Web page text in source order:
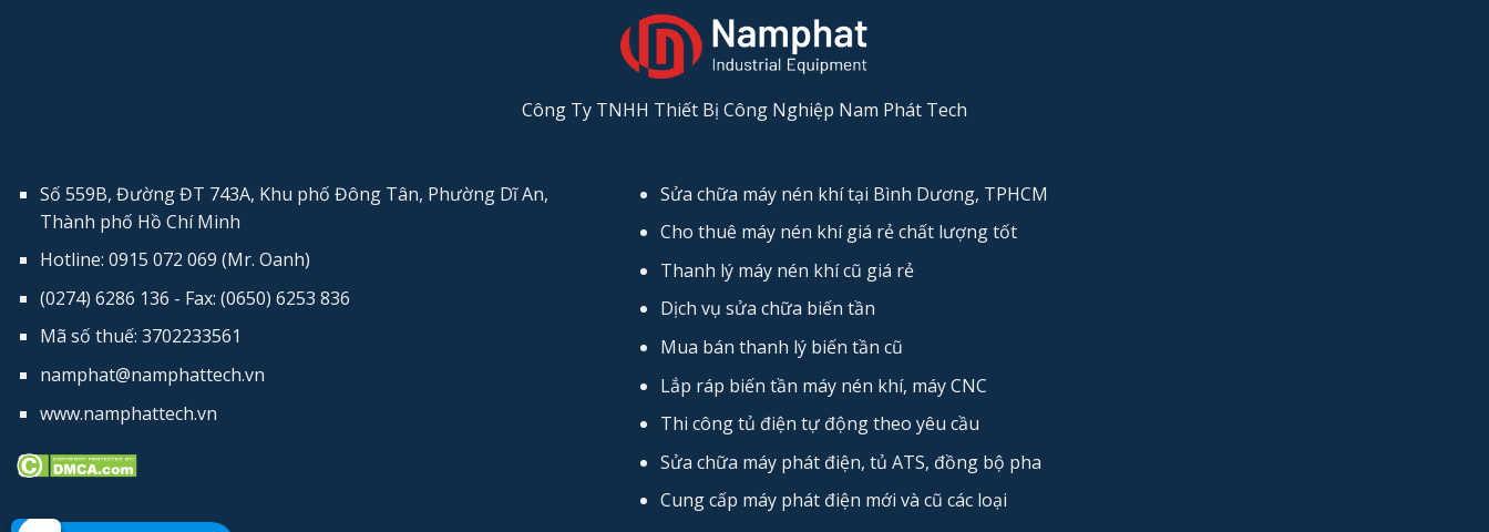
Công Ty TNHH Thiết Bị Công Nghiệp Nam Phát Tech
Số 559B, Đường ĐT 743A, Khu phố Đông Tân, Phường Dĩ An,
Thành phố Hồ Chí Minh
Hotline: 0915 072 069 (Mr. Oanh)
(0274) 6286 136 - Fax: (0650) 6253​ 836
Mã số thuế: 3702233561
namphat@namphattech.vn
www.namphattech.vn
Sửa chữa máy nén khí tại Bình Dương, TPHCM
Cho thuê máy nén khí giá rẻ chất lượng tốt
Thanh lý máy nén khí cũ giá rẻ
Dịch vụ sửa chữa biến tần
Mua bán thanh lý biến tần cũ
Lắp ráp biến tần máy nén khí, máy CNC
Thi công tủ điện tự động theo yêu cầu
Sửa chữa máy phát điện, tủ ATS, đồng bộ pha
Cung cấp máy phát điện mới và cũ các loại